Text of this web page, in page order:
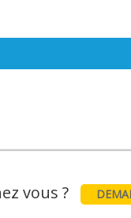
vous ?